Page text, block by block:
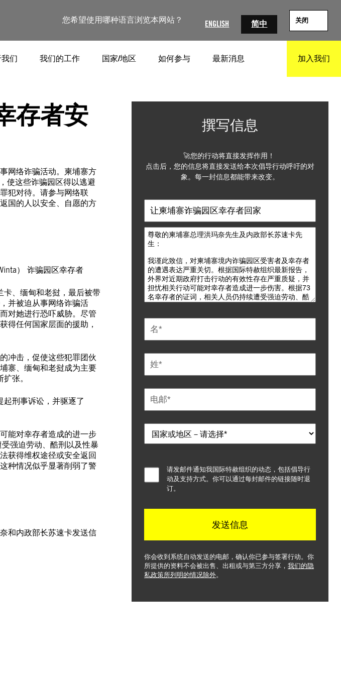
您希望使用哪种语言浏览本网站？ ENGLISH 简中 关闭
们 我们的工作 国家/地区 如何参与 最新消息 加入我们
存者安
网络诈骗活动。柬埔寨方
使这些诈骗园区得以逃避
犯对待。请参与网络联
国的人以安全、自愿的方
） 诈骗园区幸存者
、缅甸和老挝，最后被带
并被迫从事网络诈骗活
对她进行恐吓威胁。尽管
得任何国家层面的援助，
冲击，促使这些犯罪团伙
寨、缅甸和老挝成为主要
张。
刑事诉讼，并驱逐了
能对幸存者造成的进一步
强迫劳动、酷刑以及性暴
获得维权途径或安全返回
种情况似乎显著削弱了警
和内政部长苏速卡发送信